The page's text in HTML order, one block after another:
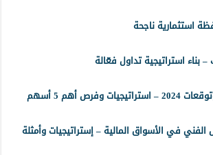
استثمارية ناجحة
بناء استراتيجية تداول فعّالة
وفرص أهم 5 أسهم
الفني في الأسواق المالية – إستراتيجيات وأمثلة